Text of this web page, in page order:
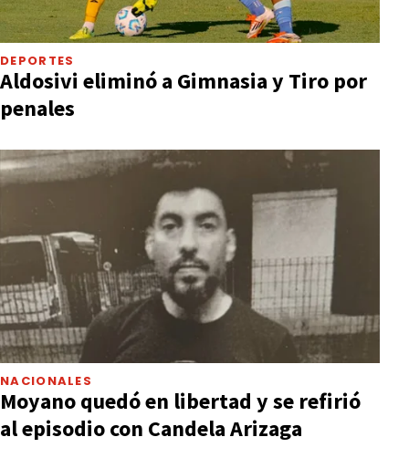
DEPORTES
Aldosivi eliminó a Gimnasia y Tiro por
penales
NACIONALES
Moyano quedó en libertad y se refirió
al episodio con Candela Arizaga